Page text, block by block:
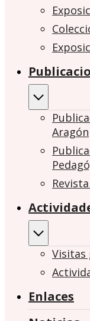
Aragón
Visitas
Enlaces